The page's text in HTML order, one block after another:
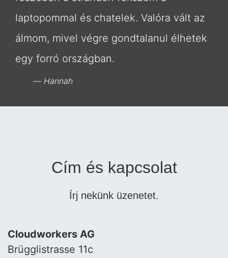
laptopommal és chatelek. Valóra vált az
álmom, mivel végre gondtalanul élhetek
egy forró országban.
Hannah
Cím és kapcsolat
Írj nekünk üzenetet.
Cloudworkers AG
Brügglistrasse 11c